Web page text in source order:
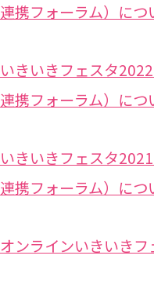
連携フォーラム）につ
いきいきフェスタ
連携フォーラム）につ
いきいきフェスタ
連携フォーラム）につ
オンラインいきいき